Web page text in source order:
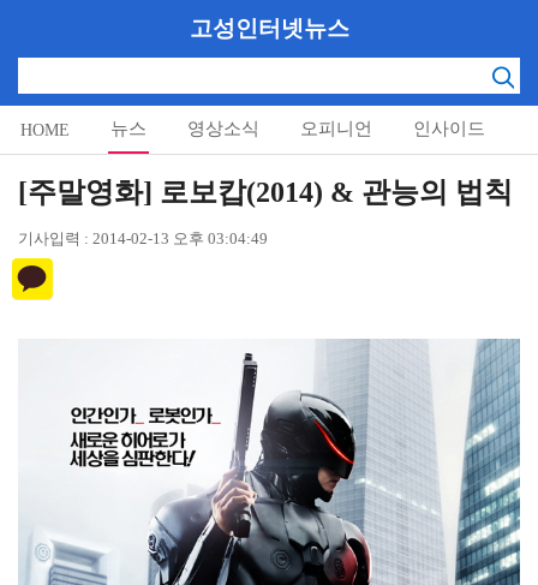
고성인터넷뉴스
HOME 뉴스 영상소식 오피니언 인사이드
알림마당
[주말영화] 로보캅(2014) & 관능의 법칙
기사입력 : 2014-02-13 오후 03:04:49